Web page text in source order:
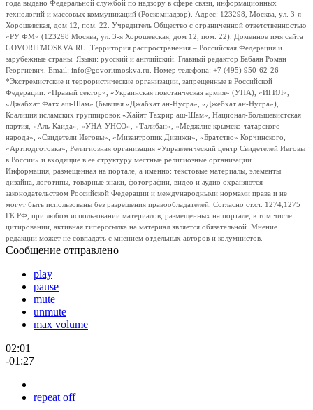
года выдано Федеральной службой по надзору в сфере связи, информационных
технологий и массовых коммуникаций (Роскомнадзор). Адрес: 123298, Москва, ул. 3-я
Хорошевская, дом 12, пом. 22. Учредитель Общество с ограниченной ответственностью
«РУ ФМ» (123298 Москва, ул. 3-я Хорошевская, дом 12, пом. 22). Доменное имя сайта
GOVORITMOSKVA.RU. Территория распространения – Российская Федерация и
зарубежные страны. Языки: русский и английский. Главный редактор Бабаян Роман
Георгиевич. Email: info@govoritmoskva.ru. Номер телефона: +7 (495) 950-62-26
*Экстремистские и террористические организации, запрещенные в Российской
Федерации: «Правый сектор», «Украинская повстанческая армия» (УПА), «ИГИЛ»,
«Джабхат Фатх аш-Шам» (бывшая «Джабхат ан-Нусра», «Джебхат ан-Нусра»),
Коалиция исламских группировок «Хайят Тахрир аш-Шам», Национал-Большевистская
партия, «Аль-Каида», «УНА-УНСО», «Талибан», «Меджлис крымско-татарского
народа», «Свидетели Иеговы», «Мизантропик Дивижн», «Братство» Корчинского,
«Артподготовка», Религиозная организация «Управленческий центр Свидетелей Иеговы
в России» и входящие в ее структуру местные религиозные организации.
Информация, размещенная на портале, а именно: текстовые материалы, элементы
дизайна, логотипы, товарные знаки, фотографии, видео и аудио охраняются
законодательством Российской Федерации и международными нормами права и не
могут быть использованы без разрешения правообладателей. Согласно ст.ст. 1274,1275
ГК РФ, при любом использовании материалов, размещенных на портале, в том числе
цитировании, активная гиперссылка на материал является обязательной. Мнение
редакции может не совпадать с мнением отдельных авторов и колумнистов.
Сообщение отправлено
play
pause
mute
unmute
max volume
02:01
-01:27
repeat off